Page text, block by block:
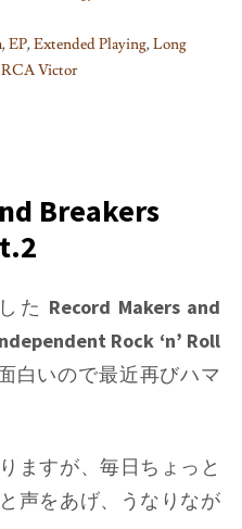
,EP,Extended Playing,Long
RCA Victor
Breakers
た Record Makers and
Rock ‘n’ Roll
白いので最近再びハマ
ますが、毎日ちょっと
声をあげ、うなりなが